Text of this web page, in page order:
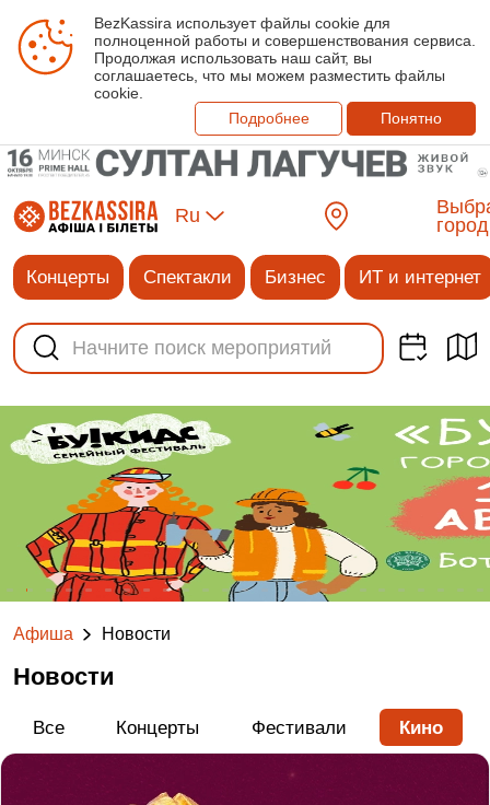
BezKassira использует файлы cookie для
полноценной работы и совершенствования сервиса.
Продолжая использовать наш сайт, вы
соглашаетесь, что мы можем разместить файлы
cookie.
Подробнее
Понятно
Ru
город
Концерты Спектакли Бизнес ИТ и интернет
Афиша Новости
Новости
Все Концерты Фестивали Кино